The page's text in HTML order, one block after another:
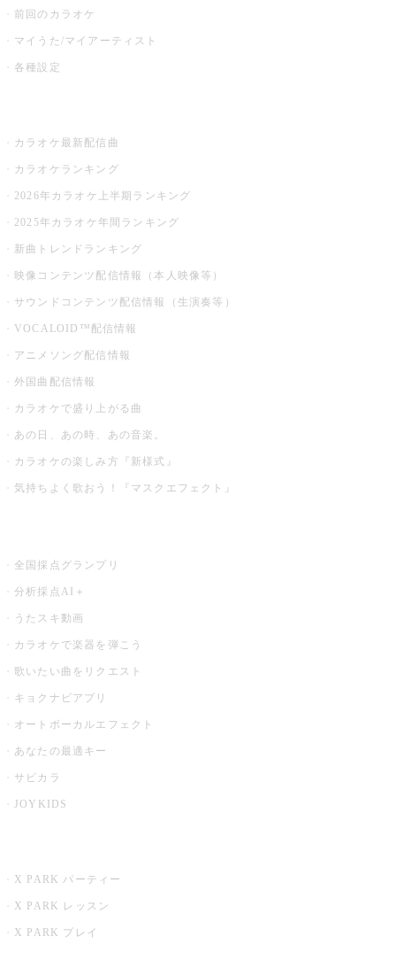
前回のカラオケ
マイうた/マイアーティスト
各種設定
カラオケ最新配信曲
カラオケランキング
2026年カラオケ上半期ランキング
2025年カラオケ年間ランキング
新曲トレンドランキング
映像コンテンツ配信情報（本人映像等）
サウンドコンテンツ配信情報（生演奏等）
VOCALOID™配信情報
アニメソング配信情報
外国曲配信情報
カラオケで盛り上がる曲
あの日、あの時、あの音楽。
カラオケの楽しみ方『新様式』
気持ちよく歌おう！『マスクエフェクト』
全国採点グランプリ
分析採点AI＋
うたスキ動画
カラオケで楽器を弾こう
歌いたい曲をリクエスト
キョクナビアプリ
オートボーカルエフェクト
あなたの最適キー
サビカラ
JOYKIDS
X PARK パーティー
X PARK レッスン
X PARK プレイ